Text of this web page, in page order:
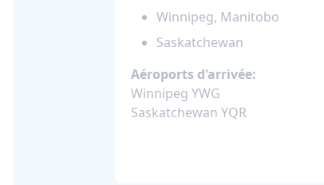
Winnipeg, Manitobo
Saskatchewan
Aéroports d'arrivée:
Winnipeg YWG
Saskatchewan YQR